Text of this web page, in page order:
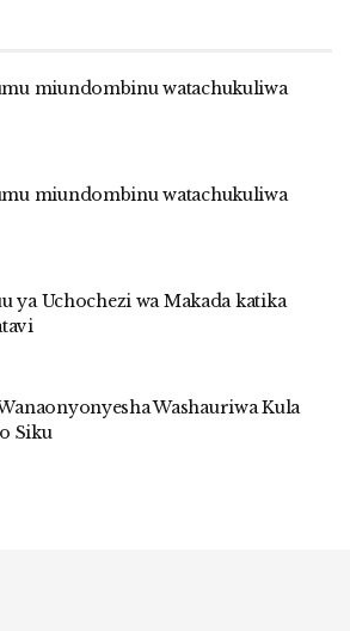
miundombinu watachukuliwa
miundombinu watachukuliwa
ya Uchochezi wa Makada katika
Washauriwa Kula
Siku